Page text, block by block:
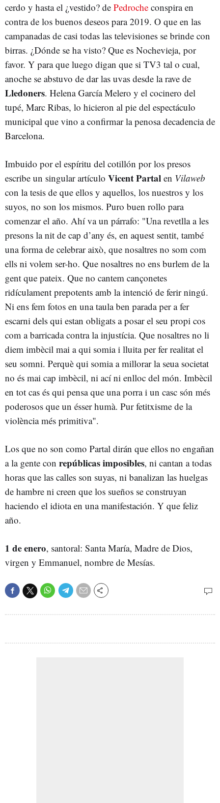
cerdo y hasta el ¿vestido? de Pedroche conspira en
contra de los buenos deseos para 2019. O que en las
campanadas de casi todas las televisiones se brinde con
birras. ¿Dónde se ha visto? Que es Nochevieja, por
favor. Y para que luego digan que si TV3 tal o cual,
anoche se abstuvo de dar las uvas desde la rave de
Lledoners. Helena García Melero y el cocinero del
tupé, Marc Ribas, lo hicieron al pie del espectáculo
municipal que vino a confirmar la penosa decadencia de
Barcelona.
Imbuido por el espíritu del cotillón por los presos
escribe un singular artículo Vicent Partal en Vilaweb
con la tesis de que ellos y aquellos, los nuestros y los
suyos, no son los mismos. Puro buen rollo para
comenzar el año. Ahí va un párrafo: "Una revetlla a les
presons la nit de cap d’any és, en aquest sentit, també
una forma de celebrar això, que nosaltres no som com
ells ni volem ser-ho. Que nosaltres no ens burlem de la
gent que pateix. Que no cantem cançonetes
ridículament prepotents amb la intenció de ferir ningú.
Ni ens fem fotos en una taula ben parada per a fer
escarni dels qui estan obligats a posar el seu propi cos
com a barricada contra la injustícia. Que nosaltres no li
diem imbècil mai a qui somia i lluita per fer realitat el
seu somni. Perquè qui somia a millorar la seua societat
no és mai cap imbècil, ni ací ni enlloc del món. Imbècil
en tot cas és qui pensa que una porra i un casc són més
poderosos que un ésser humà. Pur fetitxisme de la
violència més primitiva".
Los que no son como Partal dirán que ellos no engañan
a la gente con repúblicas imposibles, ni cantan a todas
horas que las calles son suyas, ni banalizan las huelgas
de hambre ni creen que los sueños se construyan
haciendo el idiota en una manifestación. Y que feliz
año.
1 de enero, santoral: Santa María, Madre de Dios,
virgen y Emmanuel, nombre de Mesías.